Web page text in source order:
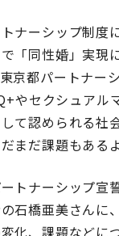
ナーシップ制度
「同性婚」実現
京都パートナー
やセクシュアル
て認められる社
まだ課題もある
トナーシップ宣
石橋亜美さんに
化、課題などに